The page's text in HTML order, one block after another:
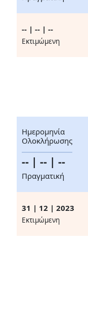
-- | -- | --
Eκτιμώμενη
Ημερομηνία
Ολοκλήρωσης
-- | -- | --
Πραγματική
31 | 12 | 2023
Eκτιμώμενη